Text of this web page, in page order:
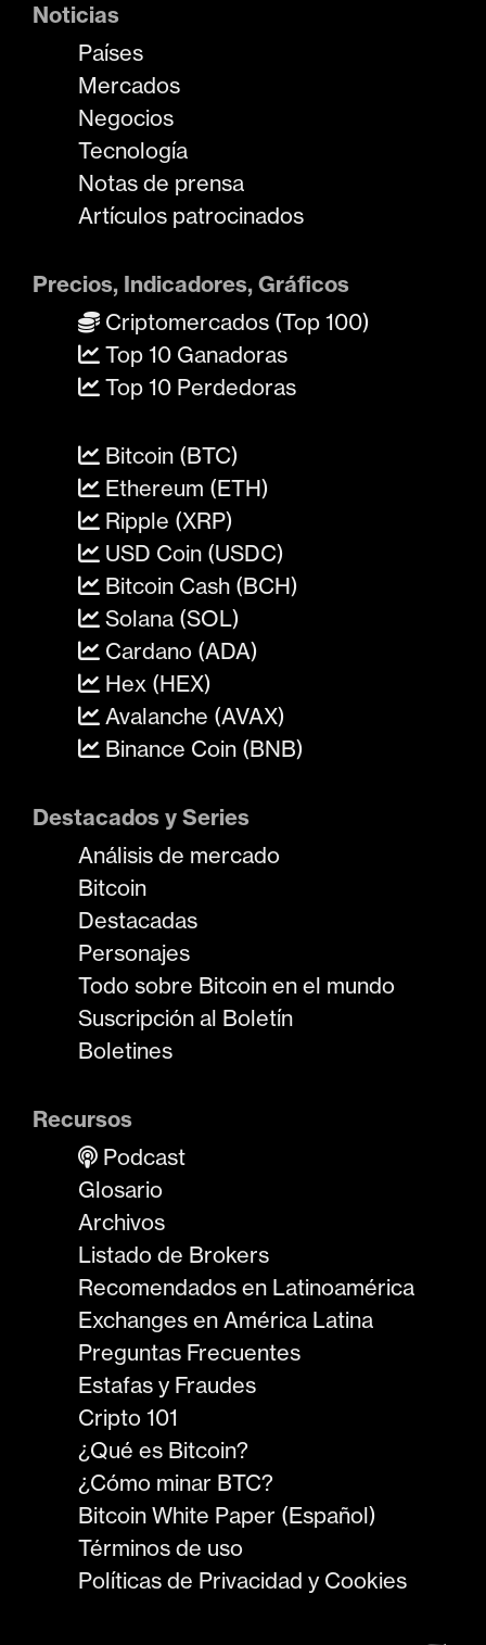
Noticias
Países
Mercados
Negocios
Tecnología
Notas de prensa
Artículos patrocinados
Precios, Indicadores, Gráficos
Criptomercados (Top 100)
Top 10 Ganadoras
Top 10 Perdedoras
Bitcoin (BTC)
Ethereum (ETH)
Ripple (XRP)
USD Coin (USDC)
Bitcoin Cash (BCH)
Solana (SOL)
Cardano (ADA)
Hex (HEX)
Avalanche (AVAX)
Binance Coin (BNB)
Destacados y Series
Análisis de mercado
Bitcoin
Destacadas
Personajes
Todo sobre Bitcoin en el mundo
Suscripción al Boletín
Boletines
Recursos
Podcast
Glosario
Archivos
Listado de Brokers
Recomendados en Latinoamérica
Exchanges en América Latina
Preguntas Frecuentes
Estafas y Fraudes
Cripto 101
¿Qué es Bitcoin?
¿Cómo minar BTC?
Bitcoin White Paper (Español)
Términos de uso
Políticas de Privacidad y Cookies